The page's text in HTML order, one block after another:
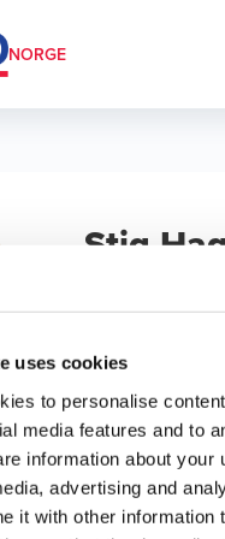
uses cookies
to personalise
media features and to
information about your
advertising and
it with other information
NORGE
Stig